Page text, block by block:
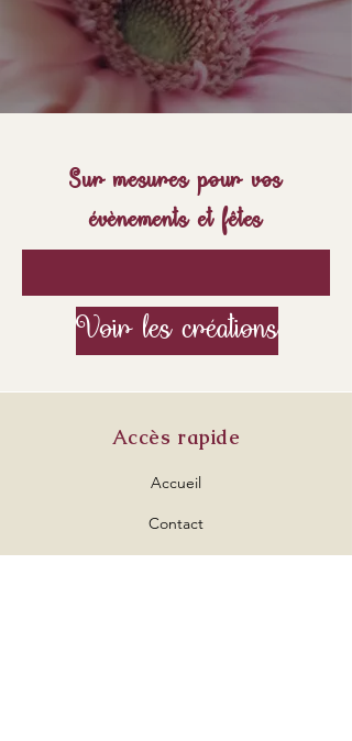
Sur mesures pour vos
évènements et fêtes
Voir les créations
Accès rapide
Accueil
Contact